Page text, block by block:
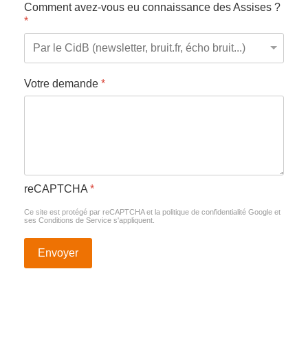
Comment avez-vous eu connaissance des Assises ?
*
Votre demande *
reCAPTCHA *
Ce site est protégé par reCAPTCHA et la politique de confidentialité Google et
ses Conditions de Service s'appliquent.
Envoyer